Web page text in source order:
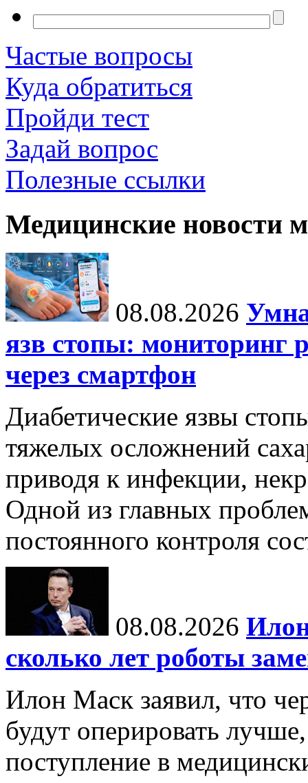
Частые вопросы
Куда обратиться
Пройди тест
Задай вопрос
Полезные ссылки
Медицинские новости
08.08.2026
язв стопы: мониторинг
через смартфон
Диабетические язвы
тяжелых осложнений
приводя к инфекции,
Одной из главных
постоянного контроля
08.08.2026
сколько лет роботы
Илон Маск заявил, что
будут оперировать
поступление в